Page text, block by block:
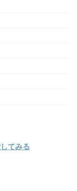
てみる